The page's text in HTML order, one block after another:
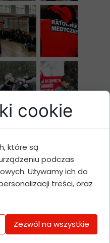
cookie
które są
podczas
Używamy ich do
treści, oraz
Zezwól na wszystkie